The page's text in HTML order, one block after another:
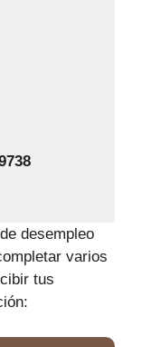
desempleo
varios
tus